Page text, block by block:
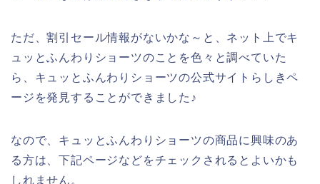
ただ、割引セール情報がないかな～と、ネット上でキ
ュッとふんわりショーツのことを色々と調べていた
ら、キュッとふんわりショーツの公式サイトらしきペ
ージを発見することができました♪
なので、キュッとふんわりショーツの商品に興味のあ
る方は、下記ページなどをチェックされるとよいかも
しれません。